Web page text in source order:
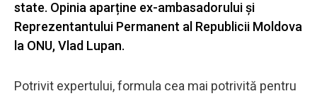
state. Opinia aparține ex-ambasadorului și
Reprezentantului Permanent al Republicii Moldova
la ONU, Vlad Lupan.
Potrivit expertului, formula cea mai potrivită pentru